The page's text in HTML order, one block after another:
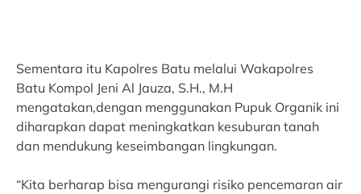
Sementara itu Kapolres Batu melalui Wakapolres
Batu Kompol Jeni Al Jauza, S.H., M.H
mengatakan,dengan menggunakan Pupuk Organik ini
diharapkan dapat meningkatkan kesuburan tanah
dan mendukung keseimbangan lingkungan.
“Kita berharap bisa mengurangi risiko pencemaran air